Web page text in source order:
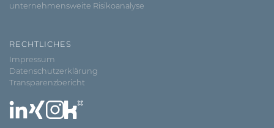
unternehmensweite Risikoanalyse
RECHTLICHES
Impressum
Datenschutzerklärung
Transparenzbericht